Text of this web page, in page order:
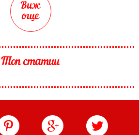
Виж
още
Топ статии